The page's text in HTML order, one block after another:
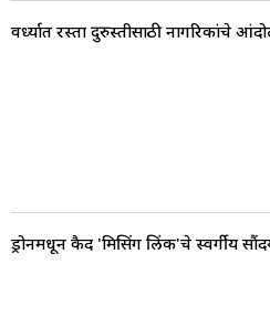
वर्ध्यात रस्ता दुरुस्तीसाठी नागरिकांचे
ड्रोनमधून कैद 'मिसिंग लिंक'चे स्वर्गीय